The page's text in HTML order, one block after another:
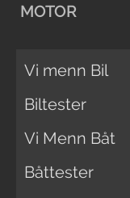
MOTOR
Vi menn Bil
Biltester
Vi Menn Båt
Båttester